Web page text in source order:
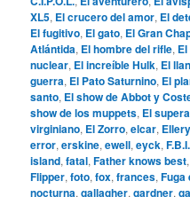
XL5, El crucero del amor, El
El fugitivo, El gato, El Gran
Atlántida, El hombre del rifle,
nuclear, El increíble Hulk, El
guerra, El Pato Saturnino, El
santo, El show de Abbot y
show de los muppets, El
virginiano, El Zorro,elcar,
error,erskine,ewell,eyck,F.B.I.
island,fatal,Father knows best
Flipper,foto,fox,frances,Fuga
nocturna,gallagher,gardner,